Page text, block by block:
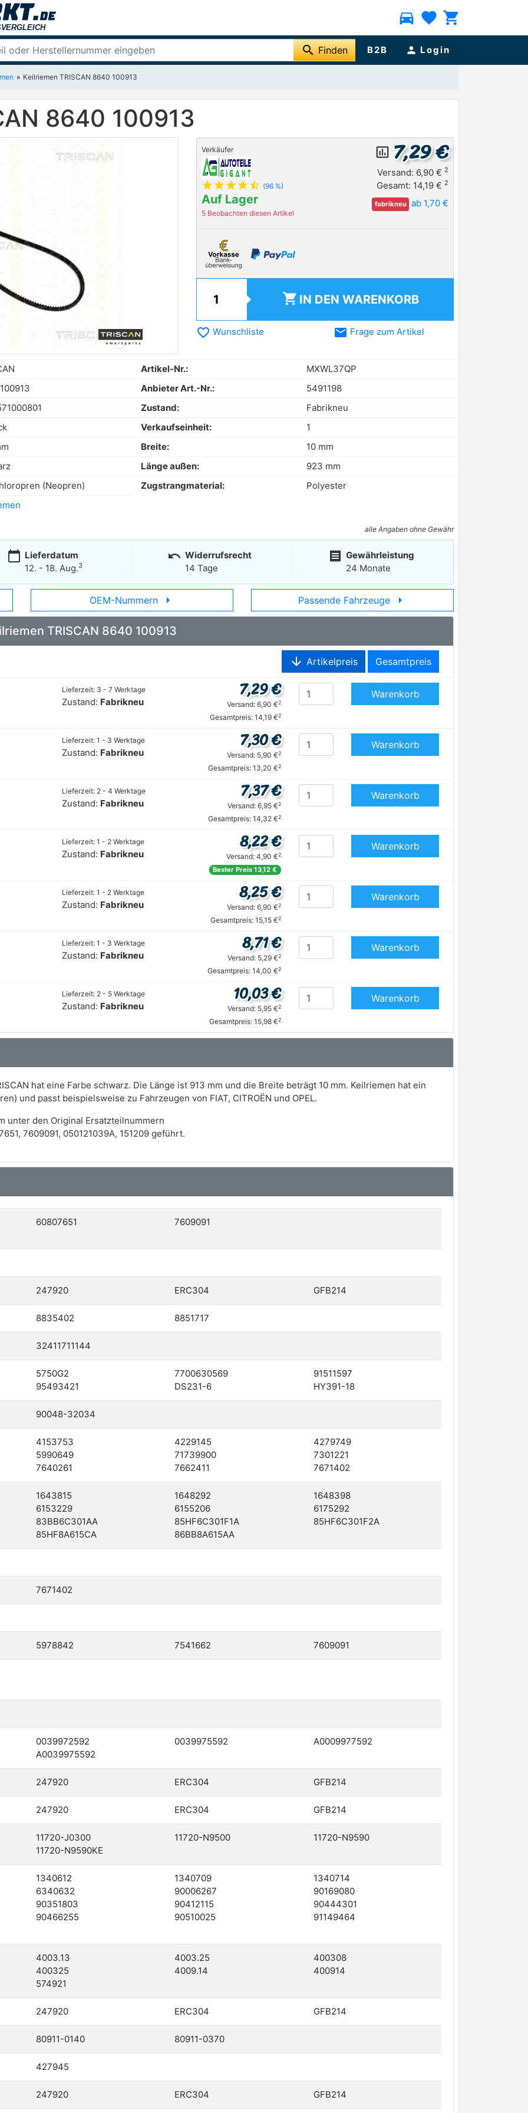
directions_car favorite shopping_cart
search Finden B2B person Login
Keilriemen TRISCAN 8640 100913
8640 100913
Verkäufer
star star star star star_half (96 %)
Auf Lager
5 Beobachten diesen Artikel
insert_chart_outlined 7,29 €
Versand: 6,90 € 2
Gesamt: 14,19 € 2
fabrikneu ab 1,70 €
shopping_cart IN DEN WARENKORB
favorite_border Wunschliste email Frage zum Artikel
Artikel-Nr.:
MXWL37QP
Anbieter Art.-Nr.:
5491198
Zustand:
Fabrikneu
Verkaufseinheit:
1
Breite:
10 mm
Länge außen:
923 mm
(Neopren) Zugstrangmaterial:
Polyester
alle Angaben ohne Gewähr
calendar_today Lieferdatum
12. - 18. Aug.3
undo Widerrufsrecht
14 Tage
receipt Gewährleistung
24 Monate
OEM-Nummern arrow_right Passende Fahrzeuge arrow_right
TRISCAN 8640 100913
arrow_downward Artikelpreis Gesamtpreis
Lieferzeit: 3 - 7 Werktage
Zustand: Fabrikneu
7,29 €
Versand: 6,90 €2
Gesamtpreis: 14,19 €2
Warenkorb
Lieferzeit: 1 - 3 Werktage
Zustand: Fabrikneu
7,30 €
Versand: 5,90 €2
Gesamtpreis: 13,20 €2
Warenkorb
Lieferzeit: 2 - 4 Werktage
Zustand: Fabrikneu
7,37 €
Versand: 6,95 €2
Gesamtpreis: 14,32 €2
Warenkorb
Lieferzeit: 1 - 2 Werktage
Zustand: Fabrikneu
8,22 €
Versand: 4,90 €2
Bester Preis 13,12 €
Warenkorb
Lieferzeit: 1 - 2 Werktage
Zustand: Fabrikneu
8,25 €
Versand: 6,90 €2
Gesamtpreis: 15,15 €2
Warenkorb
Lieferzeit: 1 - 3 Werktage
Zustand: Fabrikneu
8,71 €
Versand: 5,29 €2
Gesamtpreis: 14,00 €2
Warenkorb
Lieferzeit: 2 - 5 Werktage
Zustand: Fabrikneu
10,03 €
Versand: 5,95 €2
Gesamtpreis: 15,98 €2
Warenkorb
hat eine Farbe schwarz. Die Länge ist 913 mm und die Breite beträgt 10 mm. Keilriemen hat ein
und passt beispielsweise zu Fahrzeugen von FIAT, CITROËN und OPEL.
unter den Original Ersatzteilnummern
7609091, 050121039A, 151209 geführt.
60807651 7609091
247920 ERC304 GFB214
8835402 8851717
32411711144
5750G2 7700630569
91511597
95493421 DS231-6 HY391-18
90048-32034
4153753 4229145
4279749
5990649 71739900
7301221
7640261 7662411 7671402
1643815 1648292
1648398
6153229 6155206
6175292
83BB6C301AA 85HF6C301F1A
85HF6C301F2A
85HF8A615CA 86BB8A615AA
7671402
5978842 7541662 7609091
0039972592 0039975592
A0009977592
A0039975592
247920 ERC304 GFB214
247920 ERC304 GFB214
11720-J0300 11720-N9500
11720-N9590
11720-N9590KE
1340612 1340709
1340714
6340632 90006267
90169080
90351803 90412115
90444301
90466255 90510025
91149464
4003.13 4003.25
400308
400325 4009.14
400914
574921
247920 ERC304 GFB214
80911-0140 80911-0370
427945
247920 ERC304 GFB214